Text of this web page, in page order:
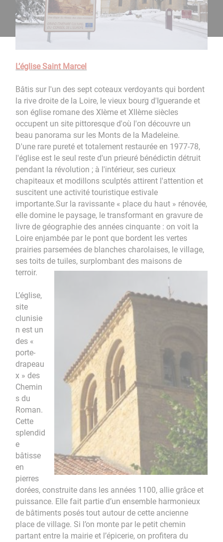
L’église Saint Marcel
Bâtis sur l'un des sept coteaux verdoyants qui bordent
la rive droite de la Loire, le vieux bourg d'Iguerande et
son église romane des XIème et XIIème siècles
occupent un site pittoresque d'où l'on découvre un
beau panorama sur les Monts de la Madeleine.
D'une rare pureté et totalement restaurée en 1977-78,
l'église est le seul reste d'un prieuré bénédictin détruit
pendant la révolution ; à l'intérieur, ses curieux
chapiteaux et modillons sculptés attirent l'attention et
suscitent une activité touristique estivale
importante.Sur la ravissante « place du haut » rénovée,
elle domine le paysage, le transformant en gravure de
livre de géographie des années cinquante : on voit la
Loire enjambée par le pont que bordent les vertes
prairies parsemées de blanches charolaises, le village,
ses toits de tuiles, surplombant des maisons de
terroir.
L’église,
site
clunisie
n est un
des «
porte-
drapeau
x » des
Chemin
s du
Roman.
Cette
splendid
e
bâtisse
en
pierres
dorées, construite dans les années 1100, allie grâce et
puissance. Elle fait partie d’un ensemble harmonieux
de bâtiments posés tout autour de cette ancienne
place de village. Si l’on monte par le petit chemin
partant entre la mairie et l’épicerie, on profitera du